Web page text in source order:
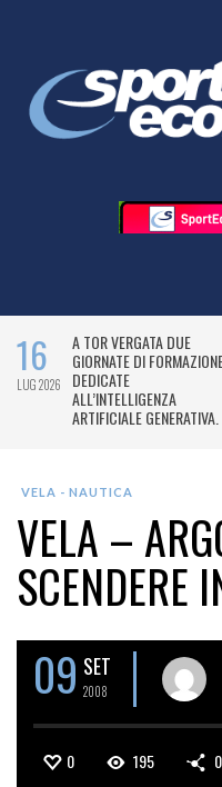
16
LUG 2026
A TOR VERGATA DUE
GIORNATE DI
DEDICATE
ALL’INTELLIGENZA
ARTIFICIALE GENERATIVA.
VELA - NAUTICA
VELA –
SCENDERE
09 SET
2008
0 195 0